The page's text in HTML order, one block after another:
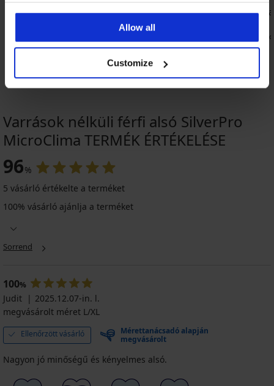
Allow all
Customize
DIVA by IVA bélés nélküli melltartó
Bamboo
Varrások nélküli férfi alsó SilverPro
MicroClima TERMÉK ÉRTÉKELÉSE
96%
5 vásárló értékelte a terméket
100% vásárló ajánlja a terméket
Sorrend
100%
Judit
2025.12.07-in. l.
megvásárolt méret L/XL
Ellenőrzött vásárló
Mérettanácsadó alapján
megvásárolt
Nagyon jó minőségű és kényelmes alsó.